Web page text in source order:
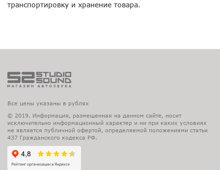
транспортировку и хранение товара.
Все цены указаны в рублях
© 2019. Информация, размещенная на данном сайте, носит
исключительно информационный характер и ни при каких условиях
не является публичной офертой, определяемой положениями статьи
437 Гражданского кодекса РФ.